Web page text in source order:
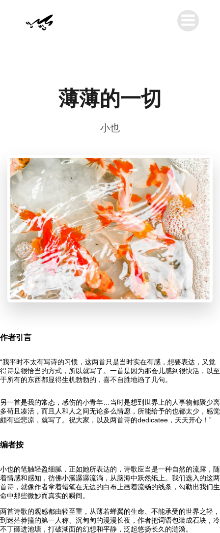
薄薄的一切
小也
作者引言
“我平时不太有写诗的习惯，这两首只是当时实在有感，想要表达，又觉
得诗是很恰当的方式，所以就写了。一首是因为那会儿感到很快活，以至
于所有的东西都显得生机勃勃的，喜不自胜地诌了几句。
另一首是我的常态，感伤的小青年…当时是想到世界上的人事物都聚少离
多苟且凑活，而且人和人之间无论多么情愿，所能给予的也都太少，感觉
颇有些悲凉，就写了。祝大家，以及两首诗的dedicatee，天天开心！”
编者按
小也的笔触轻盈细腻，正如她所表达的，诗歌应当是一种自然的流露，随
着情感和感知，彷佛小溪潺潺流淌，从脑海中跃然纸上。我们选入的这两
首诗，就像作者拿着蜡笔在无边的白布上画着流畅的线条，勾勒出我们生
命中那些微妙而真实的瞬间。
两首诗歌的观感都由轻至重，从薄若蝉翼的生命、不能承受的世界之轻，
到迷茫莽撞的第一人称、沉甸甸的漫漫长夜，作者把词语包装成石块，冷
不丁砸进池塘，打破湖面的幻想和平静，泛起悠扬长久的涟漪。